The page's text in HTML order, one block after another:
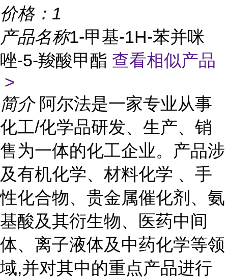
价格： 1
产品名称1-甲基-1H-苯并咪
唑-5-羧酸甲酯 查看相似产品
>
简介 阿尔法是一家专业从事
化工/化学品研发、生产、销
售为一体的化工企业。产品涉
及有机化学、材料化学 、手
性化合物、贵金属催化剂、氨
基酸及其衍生物、医药中间
体、离子液体及中药化学等领
域,并对其中的重点产品进行